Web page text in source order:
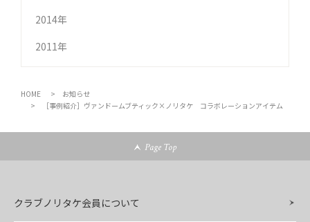
2014年
2011年
HOME
お知らせ
［事例紹介］ヴァンドームブティック×ノリタケ コラボレーションアイテム
Page Top
クラブノリタケ会員について